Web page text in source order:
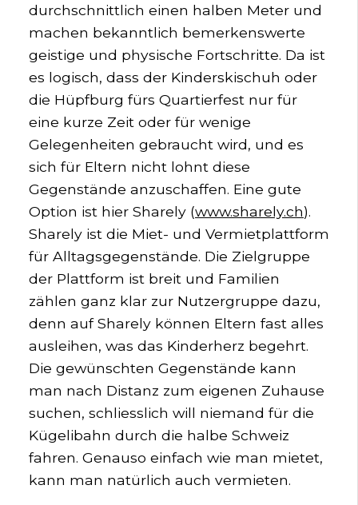
durchschnittlich einen halben Meter und
machen bekanntlich bemerkenswerte
geistige und physische Fortschritte. Da ist
es logisch, dass der Kinderskischuh oder
die Hüpfburg fürs Quartierfest nur für
eine kurze Zeit oder für wenige
Gelegenheiten gebraucht wird, und es
sich für Eltern nicht lohnt diese
Gegenstände anzuschaffen. Eine gute
Option ist hier Sharely (www.sharely.ch).
Sharely ist die Miet- und Vermietplattform
für Alltagsgegenstände. Die Zielgruppe
der Plattform ist breit und Familien
zählen ganz klar zur Nutzergruppe dazu,
denn auf Sharely können Eltern fast alles
ausleihen, was das Kinderherz begehrt.
Die gewünschten Gegenstände kann
man nach Distanz zum eigenen Zuhause
suchen, schliesslich will niemand für die
Kügelibahn durch die halbe Schweiz
fahren. Genauso einfach wie man mietet,
kann man natürlich auch vermieten.